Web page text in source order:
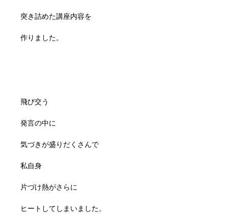
突き詰めた講座内容を
作りました。
飛び交う
発言の中に
気づきが盛りだくさんで
私自身
片づけ熱がさらに
ヒートしてしまいました。